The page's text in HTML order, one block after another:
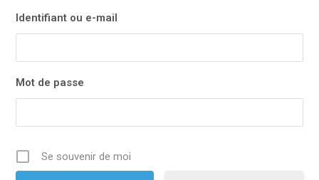
Identifiant ou e-mail
Mot de passe
Se souvenir de moi